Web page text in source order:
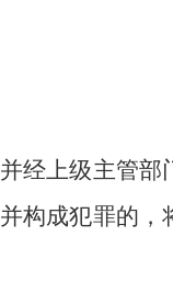
并经上级主管部
并构成犯罪的，